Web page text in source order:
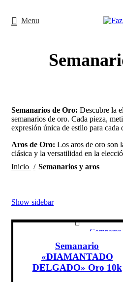
Menu
Semanarios de Oro: Descubre la
semanarios de oro. Cada pieza,
expresión única de estilo para cada
Aros de Oro: Los aros de oro son
clásica y la versatilidad en la
Inicio
Semanarios y aros
Show sidebar
Comparar
Quick view
Add to
Semanario
«DIAMANTADO
DELGADO» Oro 10k